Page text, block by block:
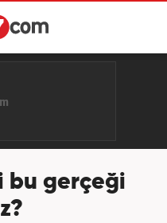
bu gerçeği